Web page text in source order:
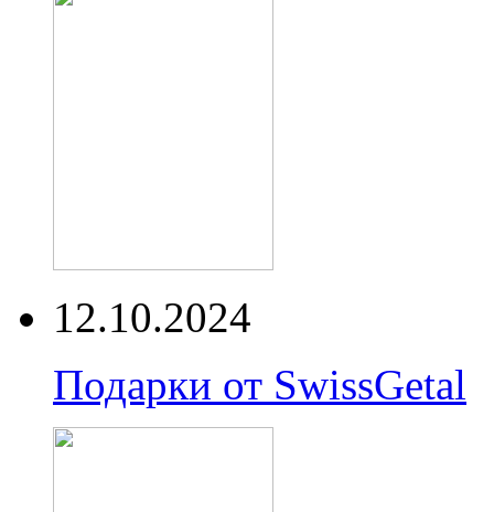
12.10.2024
Подарки от SwissGetal